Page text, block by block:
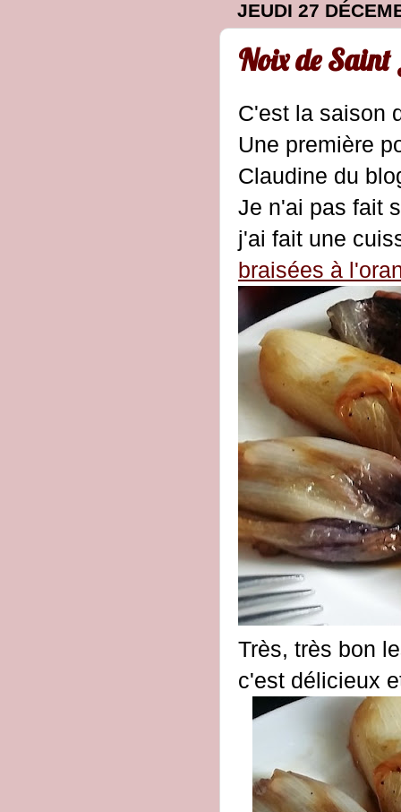
JEUDI 27
Noix de Saint
C'est la saison
Une première
Claudine du
Je n'ai pas fait
j'ai fait une
braisées à
Très, très bon
c'est délicieux